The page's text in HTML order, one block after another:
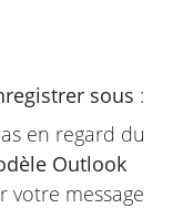
sous :
en regard du
Outlook
votre message